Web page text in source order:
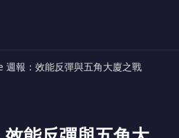
週報：效能反彈與五角大廈之戰